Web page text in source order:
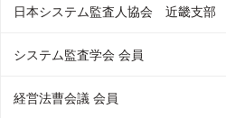
日本システム監査人協会 近畿支部
システム監査学会 会員
経営法曹会議 会員